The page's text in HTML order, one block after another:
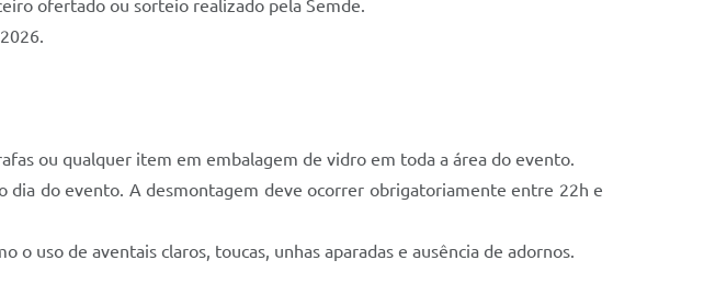
ofertado ou sorteio realizado pela Semde.
ou qualquer item em embalagem de vidro em toda a área do evento.
do evento. A desmontagem deve ocorrer obrigatoriamente entre 22h e
uso de aventais claros, toucas, unhas aparadas e ausência de adornos.